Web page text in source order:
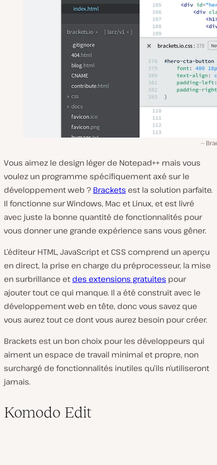
Vous aimez le design léger de Notepad++ mais vous
voulez un programme spécifiquement axé sur le
développement web ? Brackets est la solution parfaite.
Il fonctionne sur Windows, Mac et Linux, et est livré
avec juste la bonne quantité de fonctionnalités pour
vous donner une grande expérience sans vous gêner.
L’éditeur HTML, JavaScript et CSS comprend un aperçu
en direct, la prise en charge du préprocesseur, la mise
en surbrillance et des extensions gratuites pour
ajouter tout ce qui manque. Il a été construit avec le
développement web en tête, donc vous savez que
vous aurez tout ce dont vous aurez besoin pour créer.
Brackets est un bon choix pour les développeurs qui
aiment un espace de travail minimal et propre, non
surchargé de fonctionnalités inutiles qu’ils n’utiliseront
jamais.
Komodo Edit